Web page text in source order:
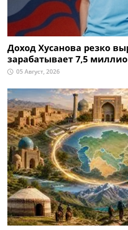
Доход Хусанова резко
зарабатывает 7,5
05 Август, 2026